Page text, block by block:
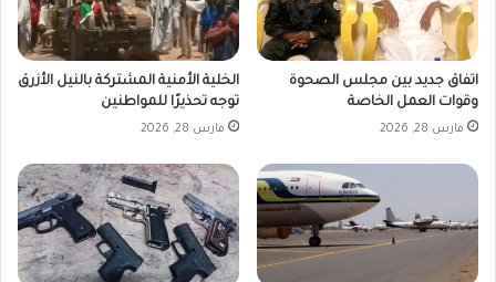
اتفاق جديد بين مجلس الصحوة
وقوات العمل الخاصة
مارس 28, 2026
الخلية الأمنية المشتركة بالنيل الأزرق
توجه تحذيرًا للمواطنين
مارس 28, 2026